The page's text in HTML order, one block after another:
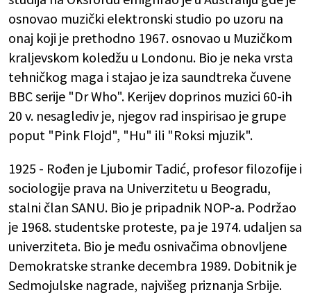
osnovao muzički elektronski studio po uzoru na
onaj koji je prethodno 1967. osnovao u Muzičkom
kraljevskom koledžu u Londonu. Bio je neka vrsta
tehničkog maga i stajao je iza saundtreka čuvene
BBC serije "Dr Who". Kerijev doprinos muzici 60-ih
20 v. nesaglediv je, njegov rad inspirisao je grupe
poput "Pink Flojd", "Hu" ili "Roksi mjuzik".
1925 - Rođen je Ljubomir Tadić, profesor filozofije i
sociologije prava na Univerzitetu u Beogradu,
stalni član SANU. Bio je pripadnik NOP-a. Podržao
je 1968. studentske proteste, pa je 1974. udaljen sa
univerziteta. Bio je među osnivačima obnovljene
Demokratske stranke decembra 1989. Dobitnik je
Sedmojulske nagrade, najvišeg priznanja Srbije.